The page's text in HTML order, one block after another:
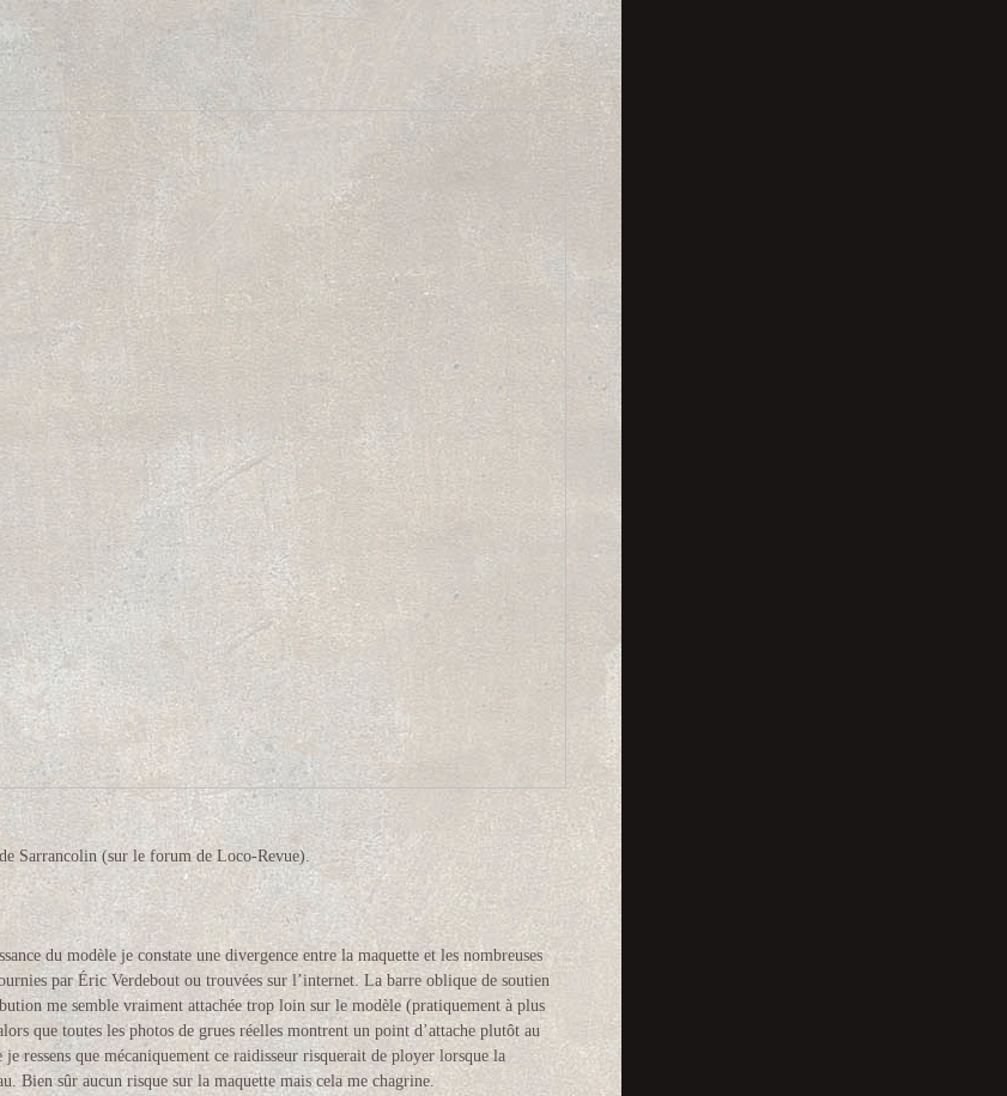
du modèle je constate une divergence entre la maquette et les nombreuses
par Éric Verdebout ou trouvées sur l’internet. La barre oblique de soutien
me semble vraiment attachée trop loin sur le modèle (pratiquement à plus
que toutes les photos de grues réelles montrent un point d’attache plutôt au
ressens que mécaniquement ce raidisseur risquerait de ployer lorsque la
Bien sûr aucun risque sur la maquette mais cela me chagrine.
Sarrancolin (sur le forum de Loco-Revue).